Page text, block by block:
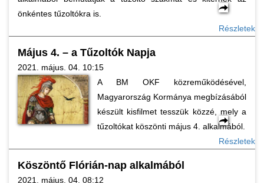
önkéntes tűzoltókra is.
Részletek
Május 4. – a Tűzoltók Napja
2021. május. 04. 10:15
A BM OKF közreműködésével,
Magyarország Kormánya megbízásából
készült kisfilmet tesszük közzé, mely a
tűzoltókat köszönti május 4. alkalmából.
Részletek
Köszöntő Flórián-nap alkalmából
2021. május. 04. 08:12